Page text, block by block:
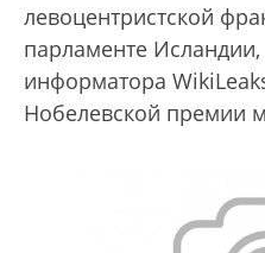
левоцентристской
парламенте
информатора
Нобелевской премии